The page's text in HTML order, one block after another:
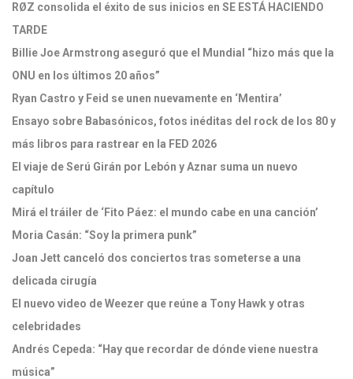
RØZ consolida el éxito de sus inicios en SE ESTÁ HACIENDO
TARDE
Billie Joe Armstrong aseguró que el Mundial “hizo más que la
ONU en los últimos 20 años”
Ryan Castro y Feid se unen nuevamente en ‘Mentira’
Ensayo sobre Babasónicos, fotos inéditas del rock de los 80 y
más libros para rastrear en la FED 2026
El viaje de Serú Girán por Lebón y Aznar suma un nuevo
capítulo
Mirá el tráiler de ‘Fito Páez: el mundo cabe en una canción’
Moria Casán: “Soy la primera punk”
Joan Jett canceló dos conciertos tras someterse a una
delicada cirugía
El nuevo video de Weezer que reúne a Tony Hawk y otras
celebridades
Andrés Cepeda: “Hay que recordar de dónde viene nuestra
música”